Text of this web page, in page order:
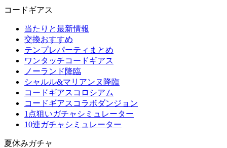
コードギアス
当たりと最新情報
交換おすすめ
テンプレパーティまとめ
ワンタッチコードギアス
ノーランド降臨
シャルル&マリアンヌ降臨
コードギアスコロシアム
コードギアスコラボダンジョン
1点狙いガチャシミュレーター
10連ガチャシミュレーター
夏休みガチャ